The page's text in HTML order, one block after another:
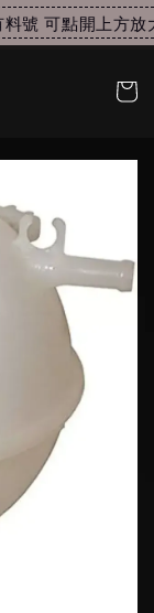
號 可點開上方放